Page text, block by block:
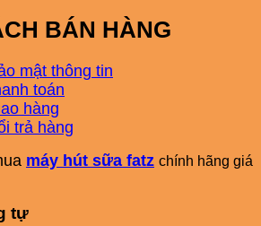
BÁN HÀNG
mật thông tin
toán
hàng
trả hàng
máy hút sữa fatz chính hãng giá
tự